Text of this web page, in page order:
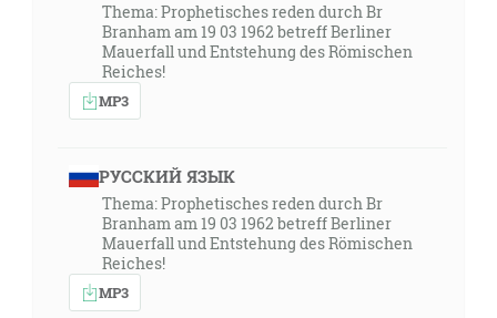
Thema: Prophetisches reden durch Br
Branham am 19 03 1962 betreff Berliner
Mauerfall und Entstehung des Römischen
Reiches!
MP3
РУССКИЙ ЯЗЫК
Thema: Prophetisches reden durch Br
Branham am 19 03 1962 betreff Berliner
Mauerfall und Entstehung des Römischen
Reiches!
MP3